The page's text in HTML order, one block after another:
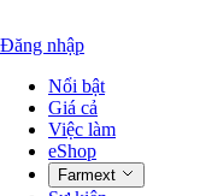
Đăng nhập
Nổi bật
Giá cả
Việc làm
eShop
Farmext